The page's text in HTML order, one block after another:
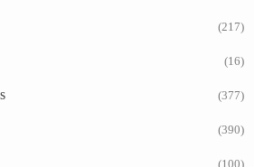
(217)
(16)
(377)
(390)
(100)